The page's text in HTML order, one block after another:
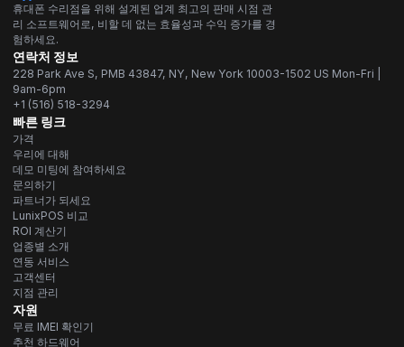
휴대폰 수리점을 위해 설계된 업계 최고의 판매 시점 관
리 소프트웨어로, 비할 데 없는 효율성과 수익 증가를 경
험하세요.
연락처 정보
228 Park Ave S, PMB 43847, NY, New York 10003-1502 US Mon-Fri |
9am-6pm
+1 (516) 518-3294
빠른 링크
가격
우리에 대해
데모 미팅에 참여하세요
문의하기
파트너가 되세요
LunixPOS 비교
ROI 계산기
업종별 소개
연동 서비스
고객센터
지점 관리
자원
무료 IMEI 확인기
추천 하드웨어